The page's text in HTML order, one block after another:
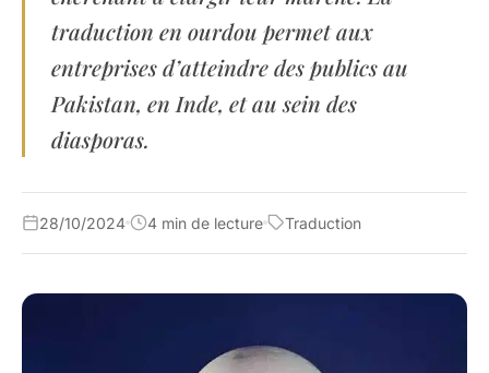
traduction en ourdou permet aux
entreprises d’atteindre des publics au
Pakistan, en Inde, et au sein des
diasporas.
28/10/2024 4 min de lecture Traduction